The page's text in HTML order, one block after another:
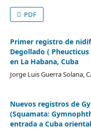
PDF
Primer registro de
Degollado (
en La Habana, Cuba
Jorge Luis Guerra Solana,
Nuevos registros de
(Squamata:
entrada a Cuba oriental